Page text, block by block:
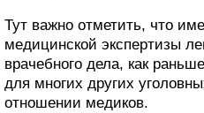
Тут важно отметить, что
медицинской экспертизы
врачебного дела, как
для многих других
отношении медиков.